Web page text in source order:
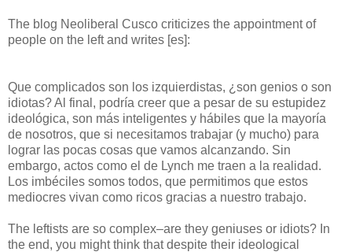
The blog Neoliberal Cusco criticizes the appointment of
people on the left and writes [es]:
Que complicados son los izquierdistas, ¿son genios o son
idiotas? Al final, podría creer que a pesar de su estupidez
ideológica, son más inteligentes y hábiles que la mayoría
de nosotros, que si necesitamos trabajar (y mucho) para
lograr las pocas cosas que vamos alcanzando. Sin
embargo, actos como el de Lynch me traen a la realidad.
Los imbéciles somos todos, que permitimos que estos
mediocres vivan como ricos gracias a nuestro trabajo.
The leftists are so complex–are they geniuses or idiots? In
the end, you might think that despite their ideological